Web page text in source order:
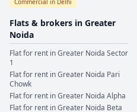
Flats & brokers in Greater
Noida
Flat for rent inGreater Noida Sector
1
Flat for rent inGreater Noida Pari
Chowk
Flat for rent inGreater Noida Alpha
Flat for rent inGreater Noida Beta